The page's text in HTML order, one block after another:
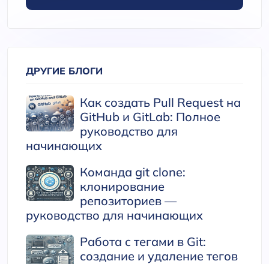
ДРУГИЕ БЛОГИ
Как создать Pull Request на
GitHub и GitLab: Полное
руководство для
начинающих
Команда git clone:
клонирование
репозиториев —
руководство для начинающих
Работа с тегами в Git:
создание и удаление тегов